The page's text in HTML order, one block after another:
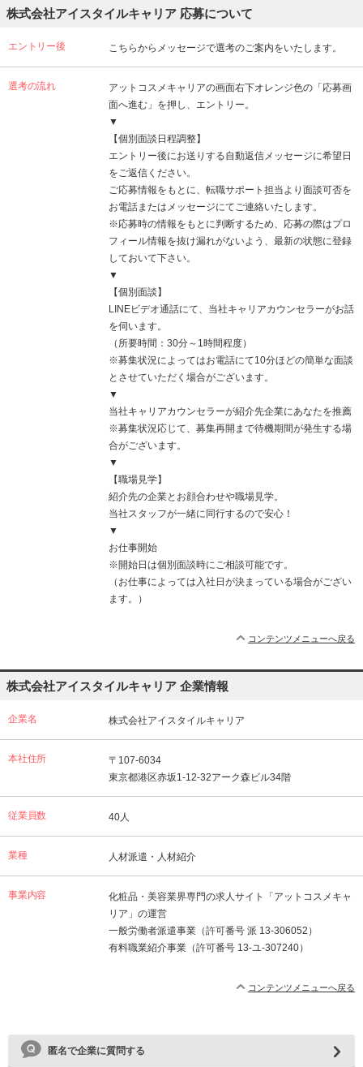
株式会社アイスタイルキャリア 応募について
エントリー後 こちらからメッセージで選考のご案内をいたします。
選考の流れ
アットコスメキャリアの画面右下オレンジ色の「応募画
面へ進む」を押し、エントリー。
▼
【個別面談日程調整】
エントリー後にお送りする自動返信メッセージに希望日
をご返信ください。
ご応募情報をもとに、転職サポート担当より面談可否を
お電話またはメッセージにてご連絡いたします。
※応募時の情報をもとに判断するため、応募の際はプロ
フィール情報を抜け漏れがないよう、最新の状態に登録
しておいて下さい。
▼
【個別面談】
LINEビデオ通話にて、当社キャリアカウンセラーがお話
を伺います。
（所要時間：30分～1時間程度）
※募集状況によってはお電話にて10分ほどの簡単な面談
とさせていただく場合がございます。
▼
当社キャリアカウンセラーが紹介先企業にあなたを推薦
※募集状況応じて、募集再開まで待機期間が発生する場
合がございます。
▼
【職場見学】
紹介先の企業とお顔合わせや職場見学。
当社スタッフが一緒に同行するので安心！
▼
お仕事開始
※開始日は個別面談時にご相談可能です。
（お仕事によっては入社日が決まっている場合がござい
ます。）
コンテンツメニューへ戻る
株式会社アイスタイルキャリア 企業情報
企業名 株式会社アイスタイルキャリア
本社住所
〒107-6034
東京都港区赤坂1-12-32アーク森ビル34階
従業員数 40人
業種 人材派遣・人材紹介
事業内容
化粧品・美容業界専門の求人サイト「アットコスメキャ
リア」の運営
一般労働者派遣事業（許可番号 派 13-306052）
有料職業紹介事業（許可番号 13-ユ-307240）
コンテンツメニューへ戻る
匿名で企業に質問する